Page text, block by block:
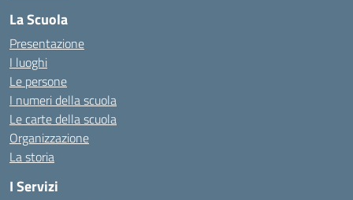
La Scuola
Presentazione
I luoghi
Le persone
I numeri della scuola
Le carte della scuola
Organizzazione
La storia
I Servizi